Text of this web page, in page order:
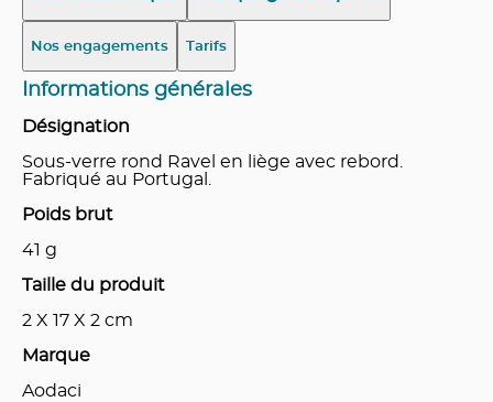
Nos engagements Tarifs
Informations générales
Désignation
Sous-verre rond Ravel en liège avec rebord.
Fabriqué au Portugal.
Poids brut
41 g
Taille du produit
2 X 17 X 2 cm
Marque
Aodaci